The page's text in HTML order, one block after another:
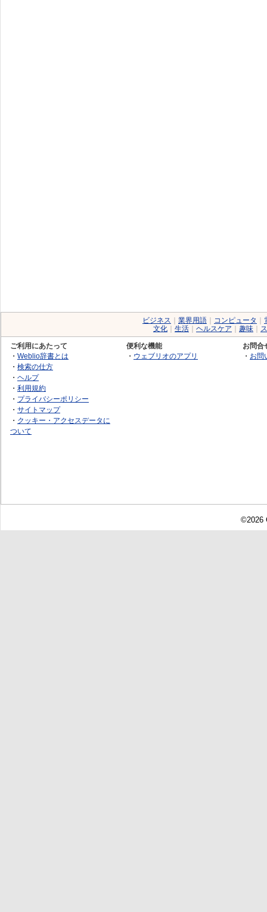
ビジネス 業界用語 コンピュータ
文化
生活 ヘルスケア 趣味
ご利用にあたって
・ Weblio辞書とは
・ 検索の仕方
・ ヘルプ
・ 利用規約
・ プライバシーポリシー
・ サイトマップ
・ クッキー・アクセスデータに
ついて
便利な機能
・ ウェブリオのアプリ
お問合
・ お問
©2026